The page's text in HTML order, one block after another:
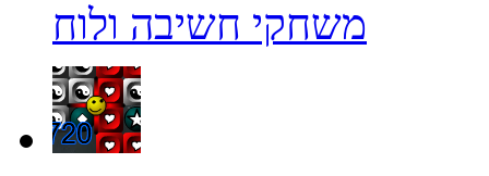
משחקי חשיבה ולוח